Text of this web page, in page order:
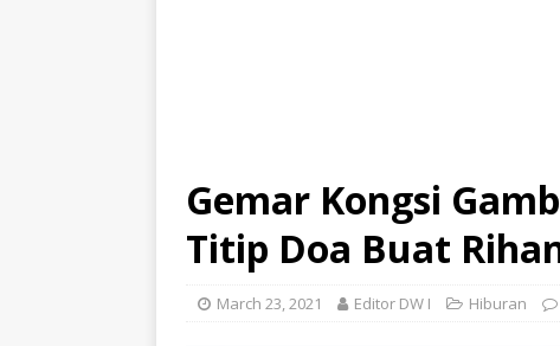
Gemar Kongsi
Titip Doa Buat
March 23, 2021 Editor DW I Hiburan